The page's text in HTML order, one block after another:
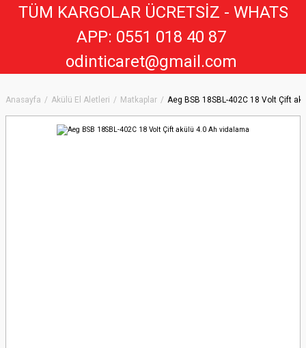
Anasayfa Akülü El Aletleri Matkaplar Aeg BSB 18SBL-402C 18 Volt Çift
TÜM KARGOLAR ÜCRETSİZ - WHATS
APP: 0551 018 40 87
odinticaret@gmail.com